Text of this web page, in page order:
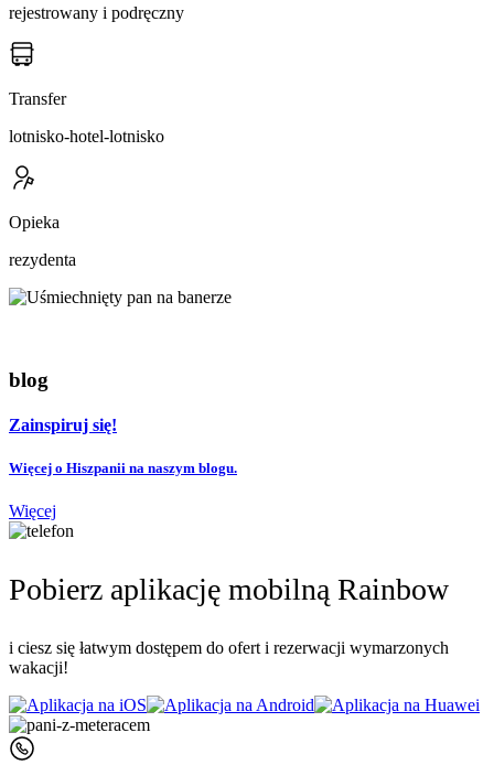
rejestrowany i podręczny
Transfer
lotnisko-hotel-lotnisko
Opieka
rezydenta
blog
Zainspiruj się!
Więcej o Hiszpanii na naszym blogu.
Więcej
Pobierz aplikację mobilną Rainbow
i ciesz się łatwym dostępem do ofert i rezerwacji wymarzonych
wakacji!